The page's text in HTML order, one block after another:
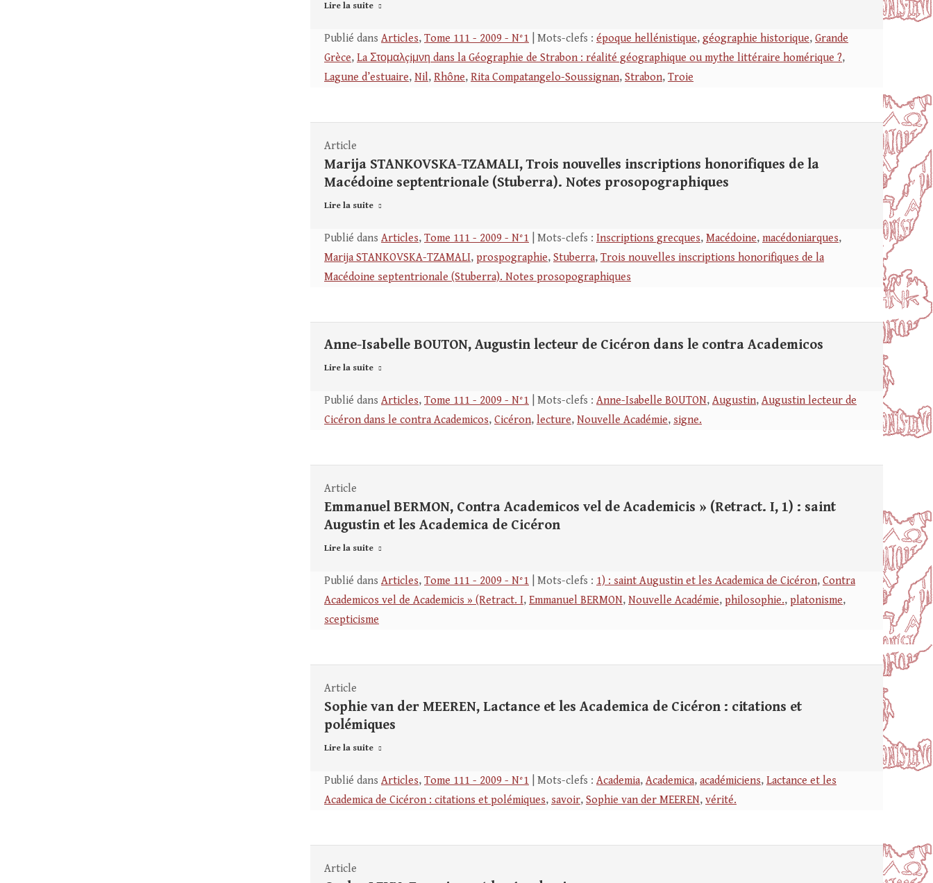
Lire la suite
Publié dans Articles, Tome 111 - 2009 - N°1 | Mots-clefs : époque hellénistique, géographie historique, Grande
Grèce, La Στομαλçiμνη dans la Géographie de Strabon : réalité géographique ou mythe littéraire homérique ?,
Lagune d’estuaire, Nil, Rhône, Rita Compatangelo-Soussignan, Strabon, Troie
Article
Marija STANKOVSKA-TZAMALI, Trois nouvelles inscriptions honorifiques de la
Macédoine septentrionale (Stuberra). Notes prosopographiques
Lire la suite
Publié dans Articles, Tome 111 - 2009 - N°1 | Mots-clefs : Inscriptions grecques, Macédoine, macédoniarques,
Marija STANKOVSKA-TZAMALI, prospographie, Stuberra, Trois nouvelles inscriptions honorifiques de la
Macédoine septentrionale (Stuberra). Notes prosopographiques
Anne-Isabelle BOUTON, Augustin lecteur de Cicéron dans le contra Academicos
Lire la suite
Publié dans Articles, Tome 111 - 2009 - N°1 | Mots-clefs : Anne-Isabelle BOUTON, Augustin, Augustin lecteur de
Cicéron dans le contra Academicos, Cicéron, lecture, Nouvelle Académie, signe.
Article
Emmanuel BERMON, Contra Academicos vel de Academicis » (Retract. I, 1) : saint
Augustin et les Academica de Cicéron
Lire la suite
Publié dans Articles, Tome 111 - 2009 - N°1 | Mots-clefs : 1) : saint Augustin et les Academica de Cicéron, Contra
Academicos vel de Academicis » (Retract. I, Emmanuel BERMON, Nouvelle Académie, philosophie., platonisme,
scepticisme
Article
Sophie van der MEEREN, Lactance et les Academica de Cicéron : citations et
polémiques
Lire la suite
Publié dans Articles, Tome 111 - 2009 - N°1 | Mots-clefs : Academia, Academica, académiciens, Lactance et les
Academica de Cicéron : citations et polémiques, savoir, Sophie van der MEEREN, vérité.
Article